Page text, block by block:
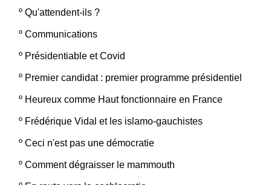
º Qu'attendent-ils ?
º Communications
º Présidentiable et Covid
º Premier candidat : premier programme présidentiel
º Heureux comme Haut fonctionnaire en France
º Frédérique Vidal et les islamo-gauchistes
º Ceci n'est pas une démocratie
º Comment dégraisser le mammouth